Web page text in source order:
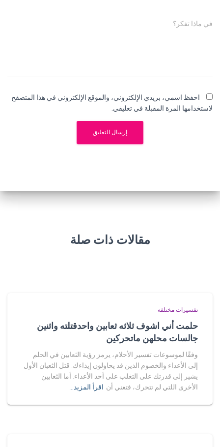
في ماذا تفكر؟
احفظ اسمي، بريدي الإلكتروني، والموقع الإلكتروني في هذا المتصفح
لاستخدامها المرة المقبلة في تعليقي.
مقالات ذات صلة
تفسيرات مختلفة
حلمت أني اشوف ثلاثه ثعابين واحدقتلته واثنين
جالسات محلهن ماتحركين
وفقًا لموسوعات تفسير الأحلام، يرمز رؤية الثعابين في الحلم
إلى الأعداء والخصوم الذين قد يحاولون إيذاءك. قتل الثعبان الأول
يشير إلى قدرتك على التغلب على أحد الأعداء. أما الثعابين
الأخرى اللتي لم تتحرك، فتعني أن اقرأ المزيد…